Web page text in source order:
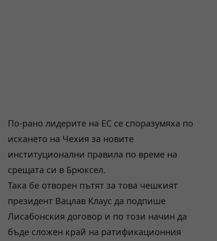
По-рано лидерите на ЕС се споразумяха по
искането на Чехия за новите
институционални правила по време на
срещата си в Брюксел.
Така бе отворен пътят за това чешкият
президент Вацлав Клаус да подпише
Лисабонския договор и по този начин да
бъде сложен край на ратификационния